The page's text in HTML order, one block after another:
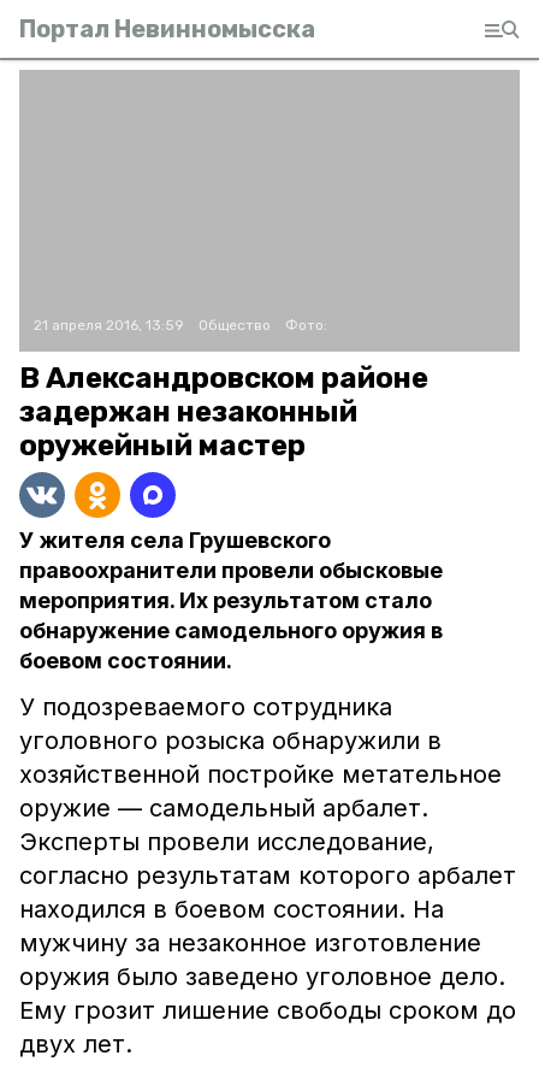
Портал Невинномысска
21 апреля 2016, 13:59 Общество Фото:
В Александровском районе
задержан незаконный
оружейный мастер
У жителя села Грушевского
правоохранители провели обысковые
мероприятия. Их результатом стало
обнаружение самодельного оружия в
боевом состоянии.
У подозреваемого сотрудника
уголовного розыска обнаружили в
хозяйственной постройке метательное
оружие — самодельный арбалет.
Эксперты провели исследование,
согласно результатам которого арбалет
находился в боевом состоянии. На
мужчину за незаконное изготовление
оружия было заведено уголовное дело.
Ему грозит лишение свободы сроком до
двух лет.